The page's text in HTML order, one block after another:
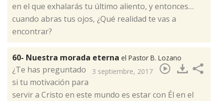
en el que exhalarás tu último aliento, y entonces…
cuando abras tus ojos, ¿Qué realidad te vas a
encontrar?
60- Nuestra morada eterna el Pastor B. Lozano
3 septiembre, 2017
¿Te has preguntado
si tu motivación para
servir a Cristo en este mundo es estar con Él en el